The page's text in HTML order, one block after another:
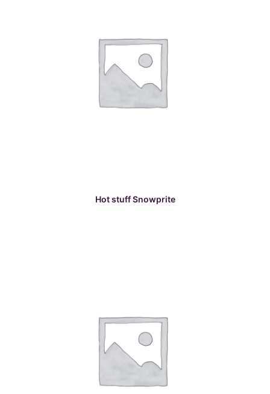
READ MORE
Hot stuff Snowprite